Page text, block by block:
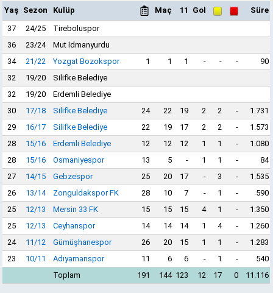
Yaş Sezon Kulüp Maç 11 Gol
Süre
37
24/25
Tireboluspor
36
23/24
Mut İdmanyurdu
34
21/22 Yozgat Bozokspor 1 1 1 - - -
90
32
19/20
Silifke Belediye
32
19/20
Erdemli Belediye
30
17/18 Silifke Belediye 24 22 19 2 2 -
1.731
29
16/17 Silifke Belediye 22 19 17 2 2 -
1.573
28
15/16 Erdemli Belediye 12 12 12 1 1 -
1.080
28
15/16 Osmaniyespor 13 5 - 1 1 -
84
27
14/15 Gebzespor 25 20 17 - 3 -
1.535
26
13/14 Zonguldakspor FK 28 10 7 - 1 -
590
25
12/13 Mersin 33 FK 15 15 15 4 1 -
1.350
25
12/13 Ceyhanspor 14 14 14 1 4 -
1.260
24
11/12 Gümüşhanespor 26 20 15 1 1 -
1.283
23
10/11 Adıyamanspor 11 6 6 - 1 -
540
Toplam
191 144 123 12 17 0 11.116